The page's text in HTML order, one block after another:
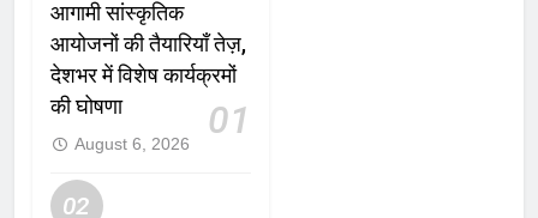
आगामी सांस्कृतिक
आयोजनों की तैयारियाँ तेज़,
देशभर में विशेष कार्यक्रमों
की घोषणा
01
August 6, 2026
02